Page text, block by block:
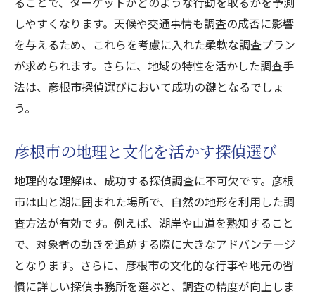
信頼できる彦根市探偵事務所を見つけるための
チェックポイント
信頼性のある探偵事務所の特徴
探偵事務所選びの際の重要な質問
探偵事務所のライセンスと資格の確認
訪問時に確認すべきポイント
探偵業界のプロが語る彦根市での調査成功の鍵
プロが語る成功する調査の共通点
経験豊富な探偵から学ぶ調査手法
調査成功を保証するための準備
しやすくなります。天候や交通事情も調査の成否に影響
を与えるため、これらを考慮に入れた柔軟な調査プラン
が求められます。さらに、地域の特性を活かした調査手
法は、彦根市探偵選びにおいて成功の鍵となるでしょ
う。
彦根市の地理と文化を活かす探偵選び
地理的な理解は、成功する探偵調査に不可欠です。彦根
市は山と湖に囲まれた場所で、自然の地形を利用した調
査方法が有効です。例えば、湖岸や山道を熟知すること
で、対象者の動きを追跡する際に大きなアドバンテージ
となります。さらに、彦根市の文化的な行事や地元の習
慣に詳しい探偵事務所を選ぶと、調査の精度が向上しま